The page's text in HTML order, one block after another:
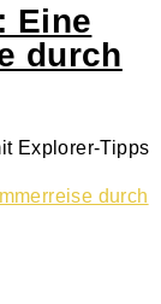
Eine
durch
Explorer-Tipps
durch